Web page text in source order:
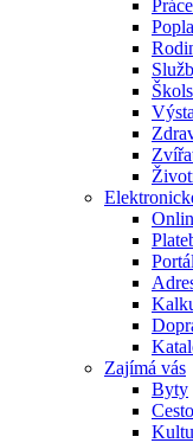
Zajímá vás
Byty